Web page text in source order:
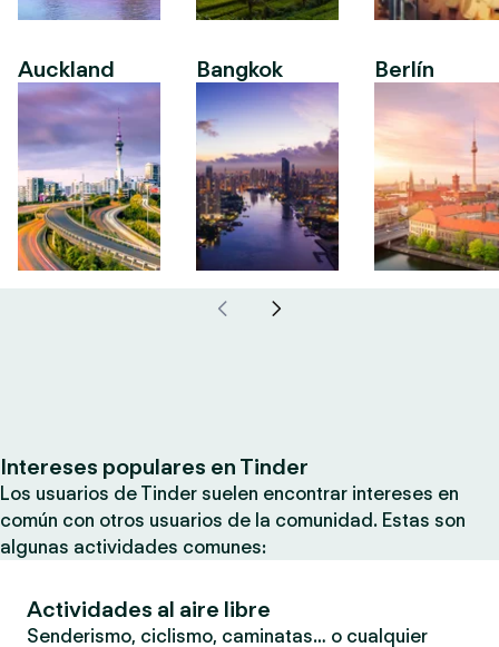
Auckland Bangkok Berlín
Intereses populares en Tinder
Los usuarios de Tinder suelen encontrar intereses en
común con otros usuarios de la comunidad. Estas son
algunas actividades comunes:
Actividades al aire libre
Senderismo, ciclismo, caminatas… o cualquier